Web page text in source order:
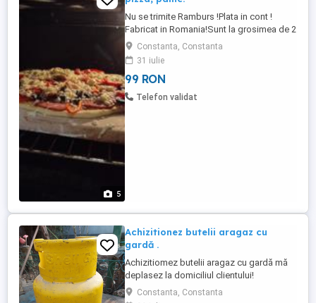
5
Nu se trimite Ramburs !Plata in cont !
Fabricat in Romania!Sunt la grosimea de 2
cm si sunt armate .Sunt ecologice, cu
piatra vulcanica,au o eficienta mai mare si
economisesti energie . Pentru cuptorul
casnic de la aragaz sunt la dimensiunea
de 32 cm 32cm.Pentru cuptor profesional
Constanta, Constanta
31 iulie
99 RON
Telefon validat
Achizitionez butelii aragaz cu
gardă .
Achizitiomez butelii aragaz cu gardă mă
deplasez la domiciliul clientului!
Constanta, Constanta